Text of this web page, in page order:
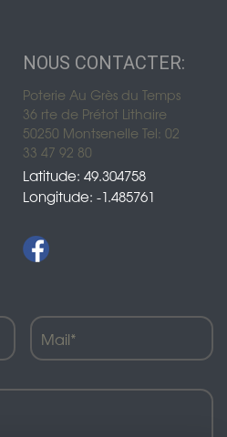
NOUS CONTACTER:
Poterie Au Grès du Temps
36 rte de Prétot Lithaire
50250 Montsenelle Tel: 02
33 47 92 80
Latitude: 49.304758
Longitude: -1.485761